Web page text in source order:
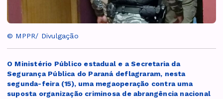
© MPPR/ Divulgação
O Ministério Público estadual e a Secretaria da
Segurança Pública do Paraná deflagraram, nesta
segunda-feira (15), uma megaoperação contra uma
suposta organização criminosa de abrangência nacional